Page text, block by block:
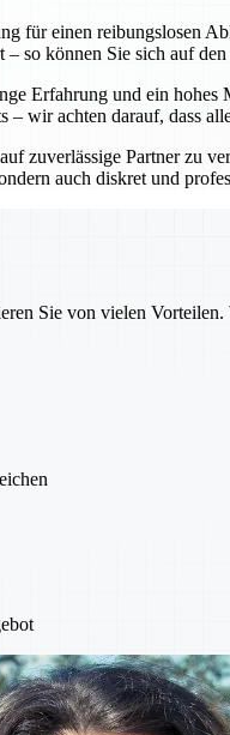
für einen reibungslosen
so können Sie sich auf
Erfahrung und ein
– wir achten darauf, dass
zuverlässige Partner zu
auch diskret und
Sie von vielen